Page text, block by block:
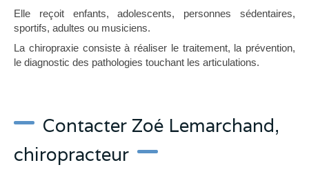
Elle reçoit enfants, adolescents, personnes sédentaires,
sportifs, adultes ou musiciens.
La chiropraxie consiste à réaliser le traitement, la prévention,
le diagnostic des pathologies touchant les articulations.
Contacter Zoé Lemarchand,
chiropracteur